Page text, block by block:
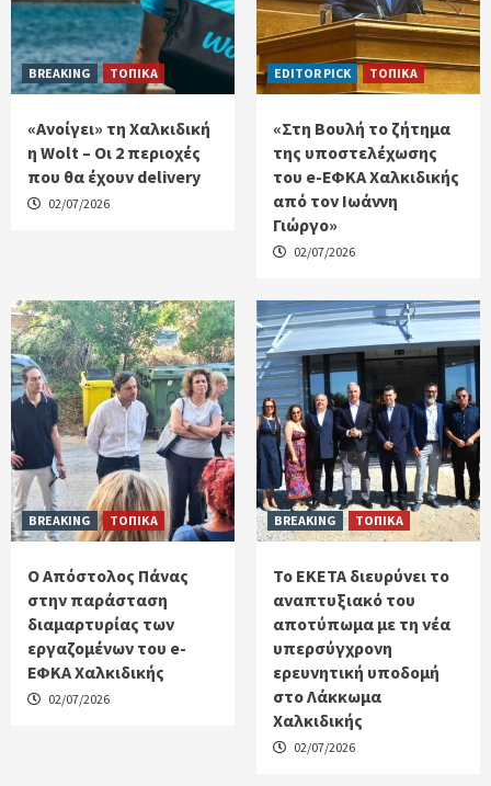
BREAKING ΤΟΠΙΚΑ
«Ανοίγει» τη Χαλκιδική
η Wolt – Οι 2 περιοχές
που θα έχουν delivery
02/07/2026
EDITOR PICK ΤΟΠΙΚΑ
«Στη Βουλή το ζήτημα
της υποστελέχωσης
του e-ΕΦΚΑ Χαλκιδικής
από τον Ιωάννη
Γιώργο»
02/07/2026
BREAKING ΤΟΠΙΚΑ
Ο Απόστολος Πάνας
στην παράσταση
διαμαρτυρίας των
εργαζομένων του e-
ΕΦΚΑ Χαλκιδικής
02/07/2026
BREAKING ΤΟΠΙΚΑ
Το ΕΚΕΤΑ διευρύνει το
αναπτυξιακό του
αποτύπωμα με τη νέα
υπερσύγχρονη
ερευνητική υποδομή
στο Λάκκωμα
Χαλκιδικής
02/07/2026